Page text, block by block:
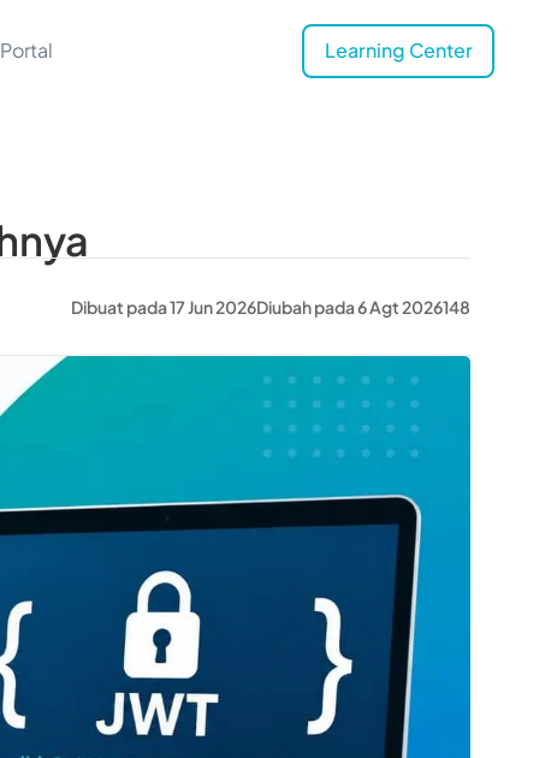
Learning Center
Dibuat pada 17 Jun 2026Diubah pada 6 Agt 2026148